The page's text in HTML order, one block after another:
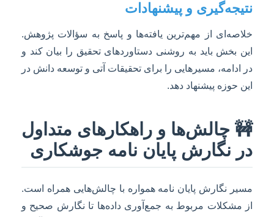
نتیجه‌گیری و پیشنهادات
خلاصه‌ای از مهم‌ترین یافته‌ها و پاسخ به سؤالات پژوهش.
این بخش باید به روشنی دستاوردهای تحقیق را بیان کند و
در ادامه، مسیرهایی را برای تحقیقات آتی و توسعه دانش در
این حوزه پیشنهاد دهد.
🚧 چالش‌ها و راهکارهای متداول
در نگارش پایان نامه جوشکاری
مسیر نگارش پایان نامه همواره با چالش‌هایی همراه است.
از مشکلات مربوط به جمع‌آوری داده‌ها تا نگارش صحیح و